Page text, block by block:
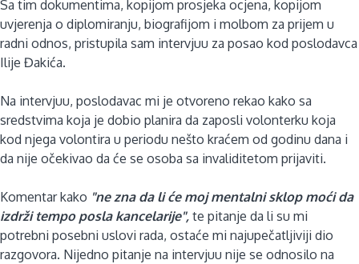
Sa tim dokumentima, kopijom prosjeka ocjena, kopijom
uvjerenja o diplomiranju, biografijom i molbom za prijem u
radni odnos, pristupila sam intervjuu za posao kod poslodavca
Ilije Đakića.
Na intervjuu, poslodavac mi je otvoreno rekao kako sa
sredstvima koja je dobio planira da zaposli volonterku koja
kod njega volontira u periodu nešto kraćem od godinu dana i
da nije očekivao da će se osoba sa invaliditetom prijaviti.
Komentar kako "ne zna da li će moj mentalni sklop moći da
izdrži tempo posla kancelarije", te pitanje da li su mi
potrebni posebni uslovi rada, ostaće mi najupečatljiviji dio
razgovora. Nijedno pitanje na intervjuu nije se odnosilo na